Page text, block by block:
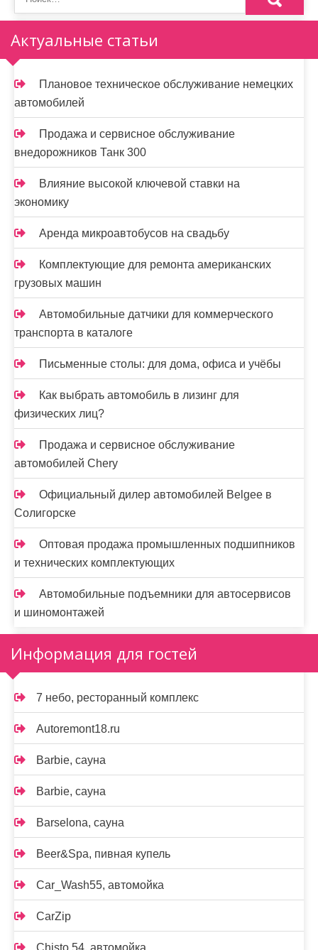
Актуальные статьи
Плановое техническое обслуживание немецких
автомобилей
Продажа и сервисное обслуживание
внедорожников Танк 300
Влияние высокой ключевой ставки на
экономику
Аренда микроавтобусов на свадьбу
Комплектующие для ремонта американских
грузовых машин
Автомобильные датчики для коммерческого
транспорта в каталоге
Письменные столы: для дома, офиса и учёбы
Как выбрать автомобиль в лизинг для
физических лиц?
Продажа и сервисное обслуживание
автомобилей Chery
Официальный дилер автомобилей Belgee в
Солигорске
Оптовая продажа промышленных подшипников
и технических комплектующих
Автомобильные подъемники для автосервисов
и шиномонтажей
Информация для гостей
7 небо, ресторанный комплекс
Autoremont18.ru
Barbie, сауна
Barbie, сауна
Barselona, сауна
Beer&Spa, пивная купель
Car_Wash55, автомойка
CarZip
Chisto 54, автомойка